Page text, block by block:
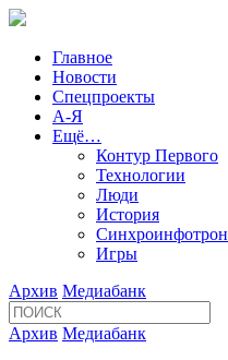
Главное
Новости
Спецпроекты
А-Я
Ещё…
Контур Первого
Технологии
Люди
История
Синхроинфотрон
Игры
Архив Медиабанк
Архив Медиабанк